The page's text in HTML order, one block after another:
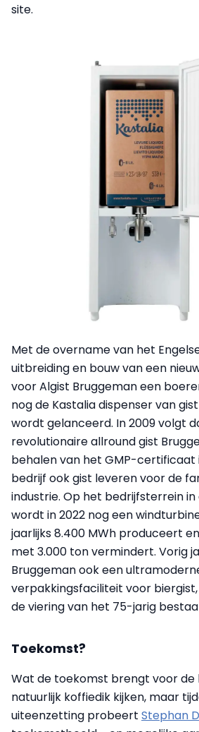
site.
Met de overname van het
uitbreiding en bouw van een
voor Algist Bruggeman een
nog de Kastalia dispenser van
wordt gelanceerd. In 2009 volgt
revolutionaire allround gist
behalen van het GMP-certificaat
bedrijf ook gist leveren voor de
industrie. Op het bedrijfsterrein in
wordt in 2022 nog een
jaarlijks 8.400 MWh produceert
met 3.000 ton vermindert. Vorig
Bruggeman ook een
verpakkingsfaciliteit voor
de viering van het 75-jarig
Toekomst?
Wat de toekomst brengt voor de
natuurlijk koffiedik kijken, maar
uiteenzetting probeert Stephan